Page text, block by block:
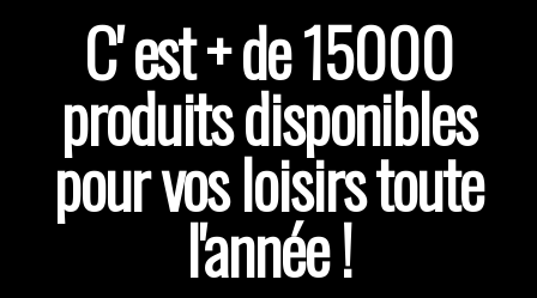
C' est + de 15000
produits disponibles
pour vos loisirs toute
l'année !